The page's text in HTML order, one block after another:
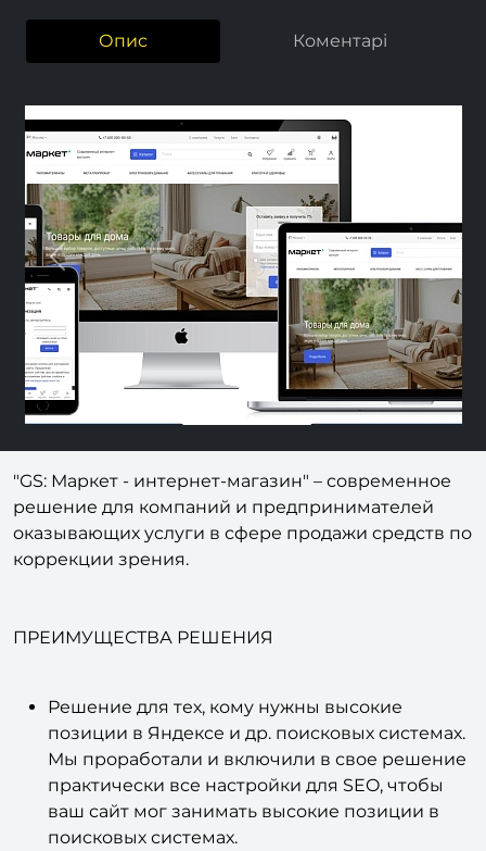
Опис Коментарі
Previous
"GS: Маркет - интернет-магазин" – современное
решение для компаний и предпринимателей
оказывающих услуги в сфере продажи средств по
Решение для тех, кому нужны высокие
позиции в Яндексе и др. поисковых системах.
Мы проработали и включили в свое решение
практически все настройки для SEO, чтобы